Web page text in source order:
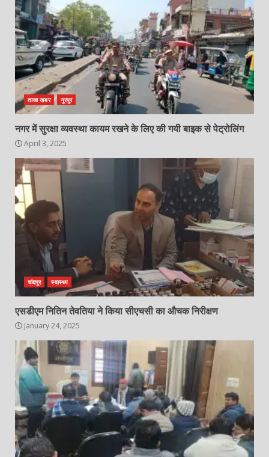
ताजा खबर नूरपुर
नगर में सुरक्षा व्यवस्था कायम रखने के लिए की गयी बाइक से पेट्रोलिंग
April 3, 2025
चांदपुर स्वास्थ्य
एसडीएम नितिन तेवतिया ने किया सीएचसी का औचक निरीक्षण
January 24, 2025